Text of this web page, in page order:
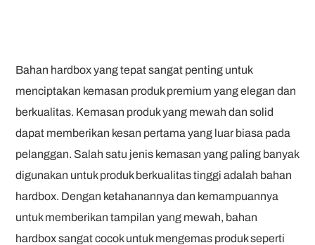
Bahan hardbox yang tepat sangat penting untuk
menciptakan kemasan produk premium yang elegan dan
berkualitas. Kemasan produk yang mewah dan solid
dapat memberikan kesan pertama yang luar biasa pada
pelanggan. Salah satu jenis kemasan yang paling banyak
digunakan untuk produk berkualitas tinggi adalah bahan
hardbox. Dengan ketahanannya dan kemampuannya
untuk memberikan tampilan yang mewah, bahan
hardbox sangat cocok untuk mengemas produk seperti